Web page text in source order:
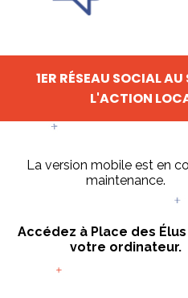
1ER RÉSEAU SOCIAL AU
L'ACTION
La version mobile est en
maintenance.
Accédez à Place des
votre ordinateur.